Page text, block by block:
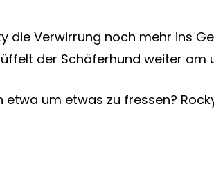
die Verwirrung noch mehr ins
der Schäferhund weiter am
etwa um etwas zu fressen?